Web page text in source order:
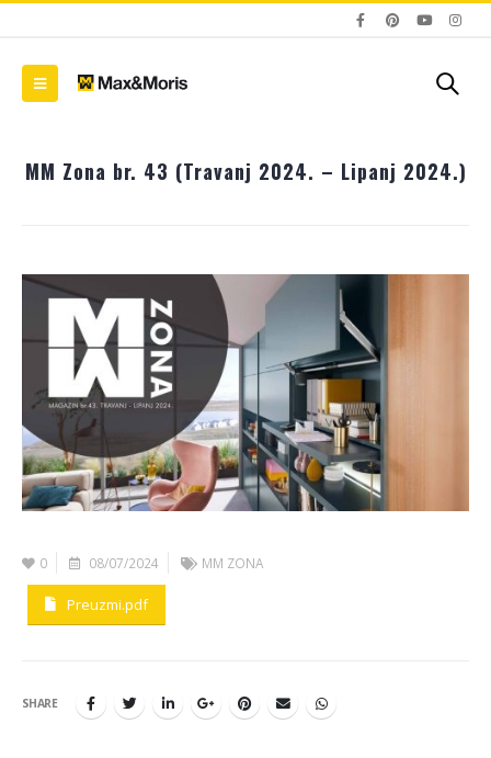
MM Zona br. 43 (Travanj 2024. – Lipanj 2024.)
0 08/07/2024 MM ZONA
Preuzmi.pdf
SHARE